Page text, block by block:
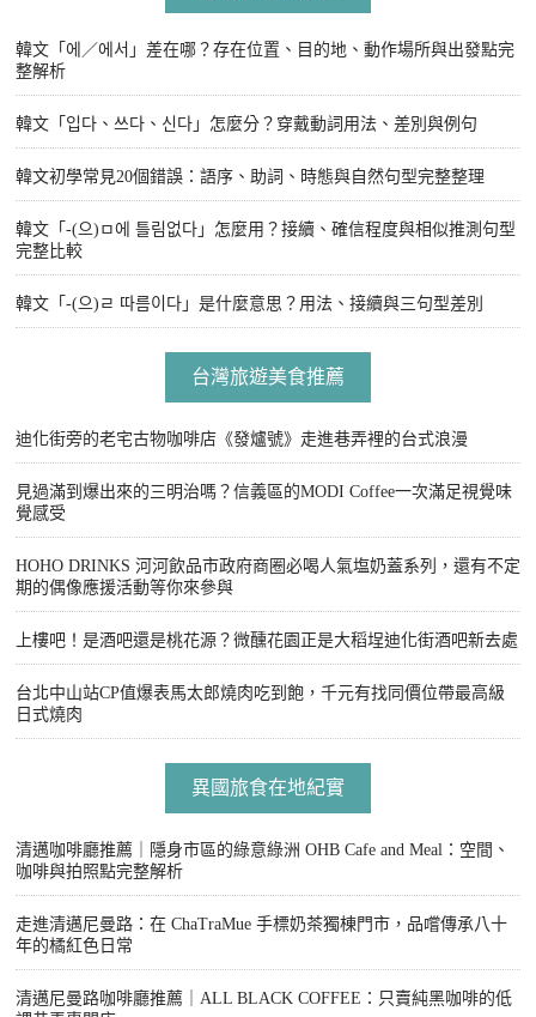
韓文「에／에서」差在哪？存在位置、目的地、動作場所與出發點完
整解析
韓文「입다、쓰다、신다」怎麼分？穿戴動詞用法、差別與例句
韓文初學常見20個錯誤：語序、助詞、時態與自然句型完整整理
韓文「-(으)ㅁ에 틀림없다」怎麼用？接續、確信程度與相似推測句型
完整比較
韓文「-(으)ㄹ 따름이다」是什麼意思？用法、接續與三句型差別
台灣旅遊美食推薦
迪化街旁的老宅古物咖啡店《發爐號》走進巷弄裡的台式浪漫
見過滿到爆出來的三明治嗎？信義區的MODI Coffee一次滿足視覺味
覺感受
HOHO DRINKS 河河飲品市政府商圈必喝人氣塩奶蓋系列，還有不定
期的偶像應援活動等你來參與
上樓吧！是酒吧還是桃花源？微醺花園正是大稻埕迪化街酒吧新去處
台北中山站CP值爆表馬太郎燒肉吃到飽，千元有找同價位帶最高級
日式燒肉
異國旅食在地紀實
清邁咖啡廳推薦｜隱身市區的綠意綠洲 OHB Cafe and Meal：空間、
咖啡與拍照點完整解析
走進清邁尼曼路：在 ChaTraMue 手標奶茶獨棟門市，品嚐傳承八十
年的橘紅色日常
清邁尼曼路咖啡廳推薦｜ALL BLACK COFFEE：只賣純黑咖啡的低